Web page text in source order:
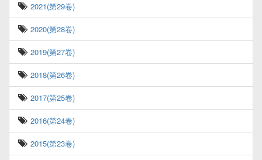
2021(第29卷)
2020(第28卷)
2019(第27卷)
2018(第26卷)
2017(第25卷)
2016(第24卷)
2015(第23卷)